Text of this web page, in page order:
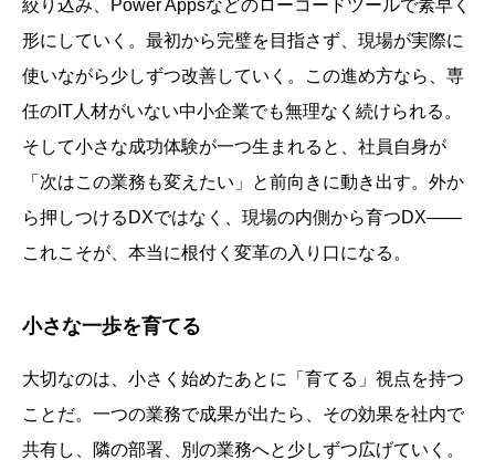
絞り込み、Power Appsなどのローコードツールで素早く
形にしていく。最初から完璧を目指さず、現場が実際に
使いながら少しずつ改善していく。この進め方なら、専
任のIT人材がいない中小企業でも無理なく続けられる。
そして小さな成功体験が一つ生まれると、社員自身が
「次はこの業務も変えたい」と前向きに動き出す。外か
ら押しつけるDXではなく、現場の内側から育つDX——
これこそが、本当に根付く変革の入り口になる。
小さな一歩を育てる
大切なのは、小さく始めたあとに「育てる」視点を持つ
ことだ。一つの業務で成果が出たら、その効果を社内で
共有し、隣の部署、別の業務へと少しずつ広げていく。